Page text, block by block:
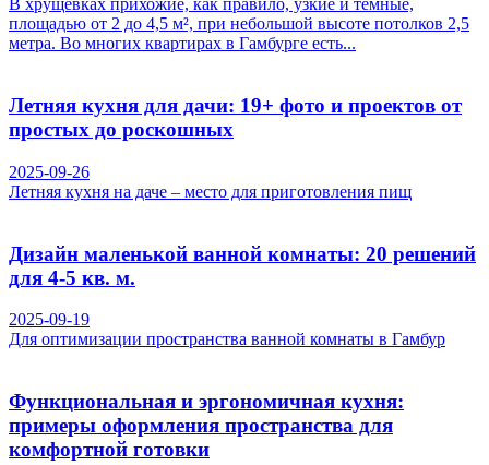
В хрущевках прихожие, как правило, узкие и темные,
площадью от 2 до 4,5 м², при небольшой высоте потолков 2,5
метра. Во многих квартирах в Гамбурге есть...
Летняя кухня для дачи: 19+ фото и проектов от
простых до роскошных
2025-09-26
Летняя кухня на даче – место для приготовления пищ
Дизайн маленькой ванной комнаты: 20 решений
для 4-5 кв. м.
2025-09-19
Для оптимизации пространства ванной комнаты в Гамбур
Функциональная и эргономичная кухня:
примеры оформления пространства для
комфортной готовки